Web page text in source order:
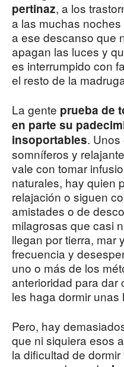
pertinaz, a los
a las muchas
a ese descanso que
apagan las luces y
es interrumpido con
el resto de la
La gente prueba de
en parte su
insoportables.
somníferos y
vale con tomar
naturales, hay quien
relajación o siguen
amistades o de
milagrosas que casi
llegan por tierra, mar
frecuencia y
uno o más de los
anterioridad para dar
les haga dormir
Pero, hay
que ni siquiera esos
la dificultad de